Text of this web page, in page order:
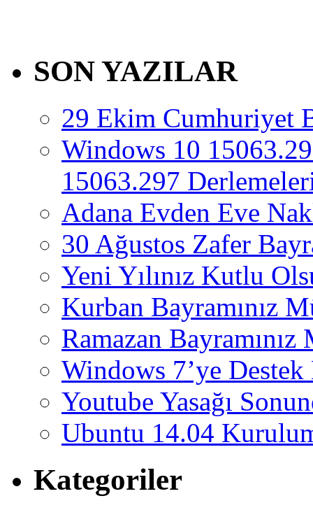
SON YAZILAR
29 Ekim Cumhuriyet
Windows 10
15063.297
Adana Evden Eve
30 Ağustos Zafer
Yeni Yılınız Kutlu
Kurban Bayramınız
Ramazan
Windows 7’ye
Youtube Yasağı
Ubuntu 14.04
Kategoriler